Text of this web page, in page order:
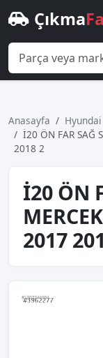
Çıkma
Anasayfa
Hyundai
İ20 ÖN FAR SAĞ
2018 2
İ20 ÖN
2017